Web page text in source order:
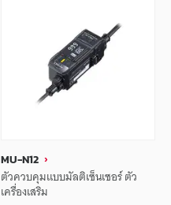
MU-N12
ตัวควบคุมแบบมัลติเซ็นเซอร์ ตัว
เครื่องเสริม